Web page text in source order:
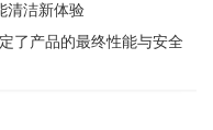
清洁新体验
了产品的最终性能与安全